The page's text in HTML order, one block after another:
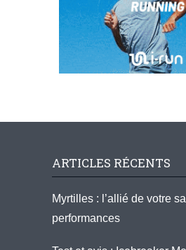
ARTICLES RÉCENTS
Myrtilles : l’allié de votre
performances